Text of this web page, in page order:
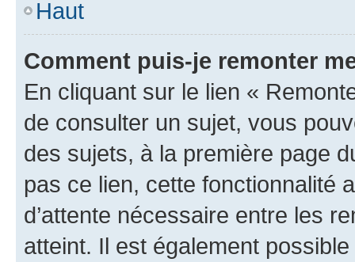
Haut
Comment puis-je remonter
En cliquant sur le lien «
de consulter un sujet, vous
des sujets, à la première page
pas ce lien, cette fonctionnalité
d’attente nécessaire entre les
atteint. Il est également